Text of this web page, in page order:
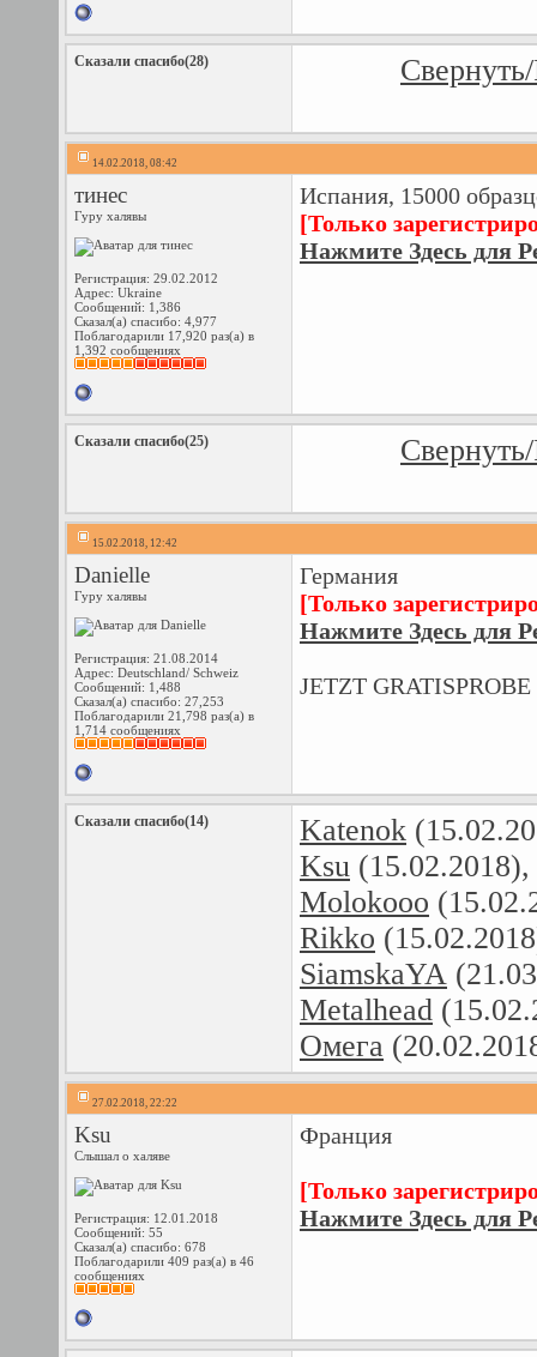
Сказали спасибо(28)
14.02.2018, 08:42
тинес
Гуру халявы
Регистрация: 29.02.2012
Адрес: Ukraine
Сообщений: 1,386
Сказал(а) спасибо: 4,977
Поблагодарили 17,920 раз(а) в
1,392 сообщениях
Испания, 15000
[Только
Нажмите Здесь для
Сказали спасибо(25)
15.02.2018, 12:42
Danielle
Гуру халявы
Регистрация: 21.08.2014
Адрес: Deutschland/ Schweiz
Сообщений: 1,488
Сказал(а) спасибо: 27,253
Поблагодарили 21,798 раз(а) в
1,714 сообщениях
Германия
[Только
Нажмите Здесь для
JETZT
Сказали спасибо(14) Katenok
Ksu (15.02.2018),
Molokooo
Rikko
SiamskaYA
Metalhead
Омега
27.02.2018, 22:22
Ksu
Слышал о халяве
Регистрация: 12.01.2018
Сообщений: 55
Сказал(а) спасибо: 678
Поблагодарили 409 раз(а) в 46
сообщениях
Франция
[Только
Нажмите Здесь для